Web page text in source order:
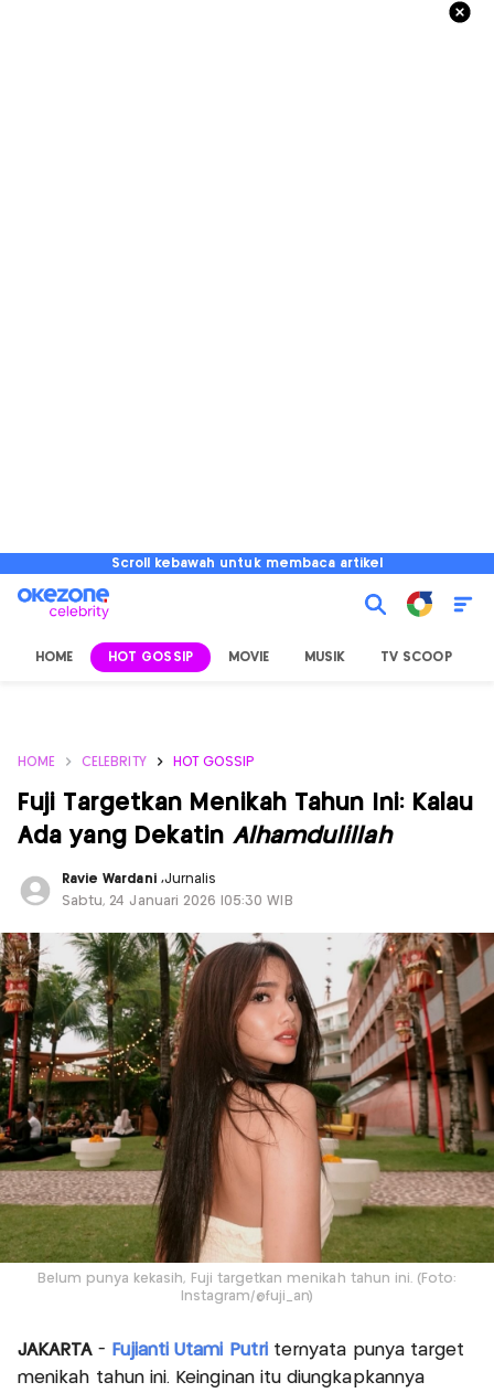
Scroll kebawah untuk membaca artikel
HOME HOT GOSSIP MOVIE MUSIK TV SCOOP
HOME CELEBRITY HOT GOSSIP
Fuji Targetkan Menikah Tahun Ini: Kalau
Ada yang Dekatin Alhamdulillah
Ravie Wardani ,Jurnalis
Sabtu, 24 Januari 2026 |05:30 WIB
Belum punya kekasih, Fuji targetkan menikah tahun ini. (Foto:
Instagram/@fuji_an)
JAKARTA- Fujianti Utami Putriternyata punya target
menikah tahun ini. Keinginan itu diungkapkannya